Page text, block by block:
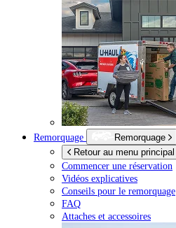
Remorquage
Remorquage
Retour au menu principal
Commencer une réservation
Vidéos explicatives
Conseils pour le remorquage
FAQ
Attaches et accessoires